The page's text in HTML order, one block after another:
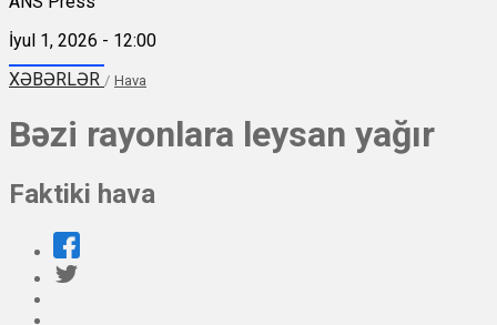
İyul 1, 2026 - 12:00
XƏBƏRLƏR / Hava
Bəzi rayonlara leysan yağır
Faktiki hava